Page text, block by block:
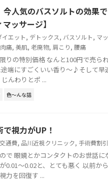
今人気のバスソルトの効果
ッサージ】
イエット, デトックス, バスソルト, マ
痛, 美肌, 老廃物, 肩こり, 腰痛
りの特別価格 なんと100円で売ら
途端にすごくいい香り～♪そして早
んわりとポ ...
色～んな話
視力がUP！
交通費, 品川近視クリニック, 手術費割引
で 眼鏡とかコンタクトのお世話
0.01～0.02と、とても悪く 以前か
力を回復す ...